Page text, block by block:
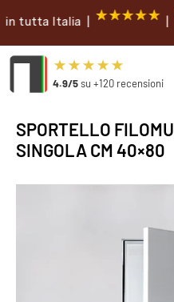
Italia | |
4.9/5su +120 recensioni
SPORTELLO
SINGOLA CM 40×80